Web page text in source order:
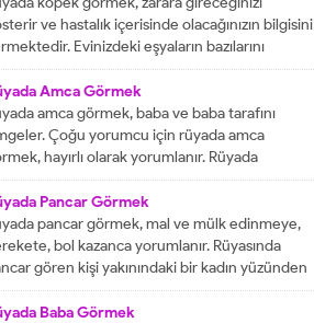
gideceğini gösterirken, ömür boyu
olan konforlu bir hayatın varlığına delalet
Ağız tadınızı bozan faktörleri...
ve hastalık içerisinde olacağınızın bilgisini
Evinizdeki eşyaların bazılarını
delalet etmektedir. Kuvvetsiz
durumun içerisinde kalacağınızın ve rahatsızlık
olacağınızın haberini vermektedir.
dönemlerin içerisinde olacağınızın
verir ve kendinizi başarısız
işaret olacaktır. Diğer yandan ise
yapacak olan kişilerden dolayı başınızın...
Amca Görmek
amca görmek, baba ve baba tarafını
Çoğu yorumcu için rüyada amca
hayırlı olarak yorumlanır. Rüyada
gören kişi, kısa süre içerisinde
çözüp, huzura kavuşacak demektir.
bu rüyayı gören kişinin sağlık sıkıntıları varsa,
çözüme ulaşacak olarak yorumlanır. İşsiz
kişinin bu rüyayı görmesi hayırlı iş
Pancar Görmek
pancar görmek, mal ve mülk edinmeye,
bol kazanca yorumlanır. Rüyasında
gören kişi yakınındaki bir kadın yüzünden
düşebilir, acı haber alabilir, başına gelecek
üzüntüye ve kedere tabir edilebilir. Bekar
Baba Görmek